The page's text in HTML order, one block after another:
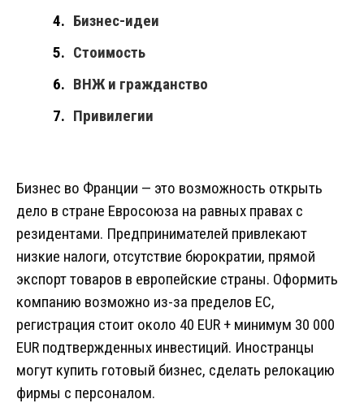
Бизнес-идеи
Стоимость
ВНЖ и гражданство
Привилегии
Бизнес во Франции — это возможность открыть
дело в стране Евросоюза на равных правах с
резидентами. Предпринимателей привлекают
низкие налоги, отсутствие бюрократии, прямой
экспорт товаров в европейские страны. Оформить
компанию возможно из-за пределов ЕС,
регистрация стоит около 40 EUR + минимум 30 000
EUR подтвержденных инвестиций. Иностранцы
могут купить готовый бизнес, сделать релокацию
фирмы с персоналом.